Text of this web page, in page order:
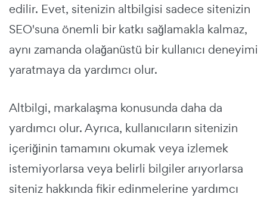
edilir. Evet, sitenizin altbilgisi sadece sitenizin
SEO'suna önemli bir katkı sağlamakla kalmaz,
aynı zamanda olağanüstü bir kullanıcı deneyimi
yaratmaya da yardımcı olur.
Altbilgi, markalaşma konusunda daha da
yardımcı olur. Ayrıca, kullanıcıların sitenizin
içeriğinin tamamını okumak veya izlemek
istemiyorlarsa veya belirli bilgiler arıyorlarsa
siteniz hakkında fikir edinmelerine yardımcı